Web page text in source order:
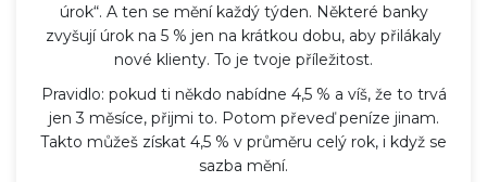
úrok“. A ten se mění každý týden. Některé banky
zvyšují úrok na 5 % jen na krátkou dobu, aby přilákaly
nové klienty. To je tvoje příležitost.
Pravidlo: pokud ti někdo nabídne 4,5 % a víš, že to trvá
jen 3 měsíce, přijmi to. Potom převeď peníze jinam.
Takto můžeš získat 4,5 % v průměru celý rok, i když se
sazba mění.